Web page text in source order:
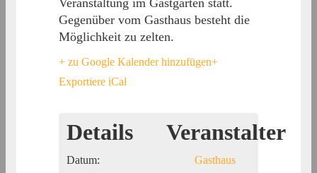
Veranstaltung im Gastgarten statt.
Gegenüber vom Gasthaus besteht die
Möglichkeit zu zelten.
+ zu Google Kalender hinzufügen+
Exportiere iCal
Details
Datum:
Veranstalter
Gasthaus